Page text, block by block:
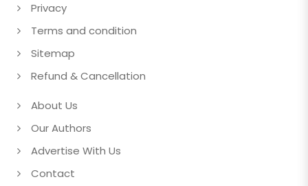
Privacy
Terms and condition
Sitemap
Refund & Cancellation
About Us
Our Authors
Advertise With Us
Contact